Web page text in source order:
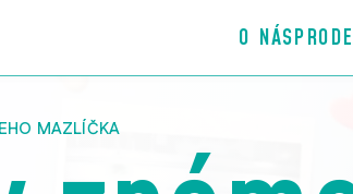
O NÁS
MAZLÍČKA